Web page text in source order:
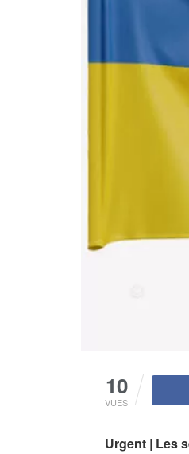
10
VUES
Urgent | Les